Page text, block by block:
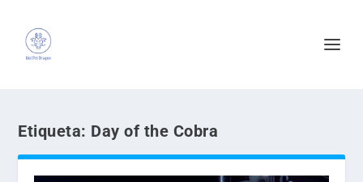
Etiqueta: Day of the Cobra